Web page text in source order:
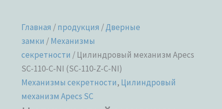
Главная /продукция /Дверные
замки /Механизмы
секретности / Цилиндровый механизм Apecs
SC-110-C-NI (SC-110-Z-C-NI)
Механизмы секретности, Цилиндровый
механизм Apecs SC